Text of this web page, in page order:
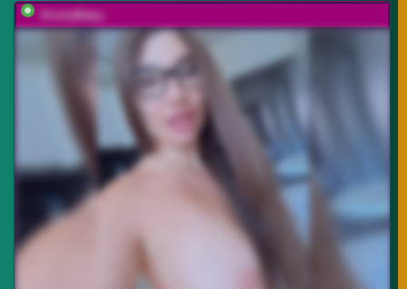
-EmilyBaby-